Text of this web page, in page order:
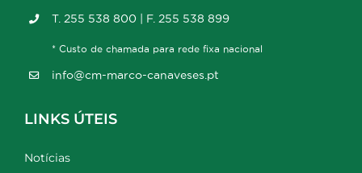
T. 255 538 800 | F. 255 538 899
* Custo de chamada para rede fixa nacional
info@cm-marco-canaveses.pt
LINKS ÚTEIS
Notícias